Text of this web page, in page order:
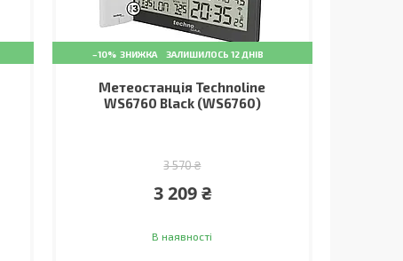
–10% ЗАЛИШИЛОСЬ 12 ДНІВ
Метеостанція Technoline
WS6760 Black (WS6760)
3 570 ₴
3 209 ₴
В наявності